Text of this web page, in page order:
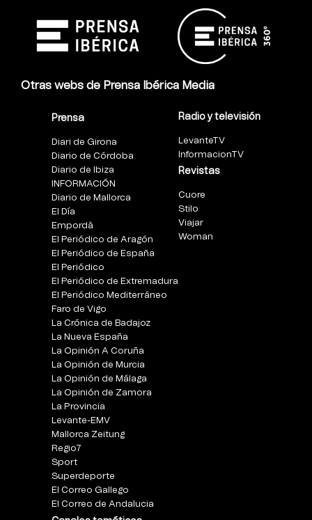
Otras webs de Prensa Ibérica Media
Prensa
Diari de Girona
Diario de Córdoba
Diario de Ibiza
INFORMACIÓN
Diario de Mallorca
El Día
Empordà
El Periódico de Aragón
El Periódico de España
El Periódico
El Periódico de Extremadura
El Periódico Mediterráneo
Faro de Vigo
La Crónica de Badajoz
La Nueva España
La Opinión A Coruña
La Opinión de Murcia
La Opinión de Málaga
La Opinión de Zamora
La Provincia
Levante-EMV
Mallorca Zeitung
Regio7
Sport
Superdeporte
El Correo Gallego
El Correo de Andalucia
Radio y televisión
LevanteTV
InformacionTV
Revistas
Cuore
Stilo
Viajar
Woman